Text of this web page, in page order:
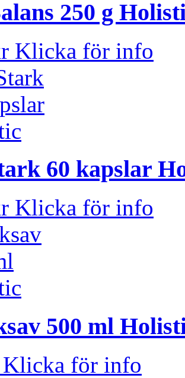
250 g
Klicka för info
60 kapslar
Klicka för info
500 ml
Klicka för info